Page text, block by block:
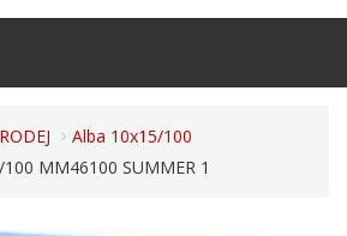
Alba 10x15/100
MM46100 SUMMER 1